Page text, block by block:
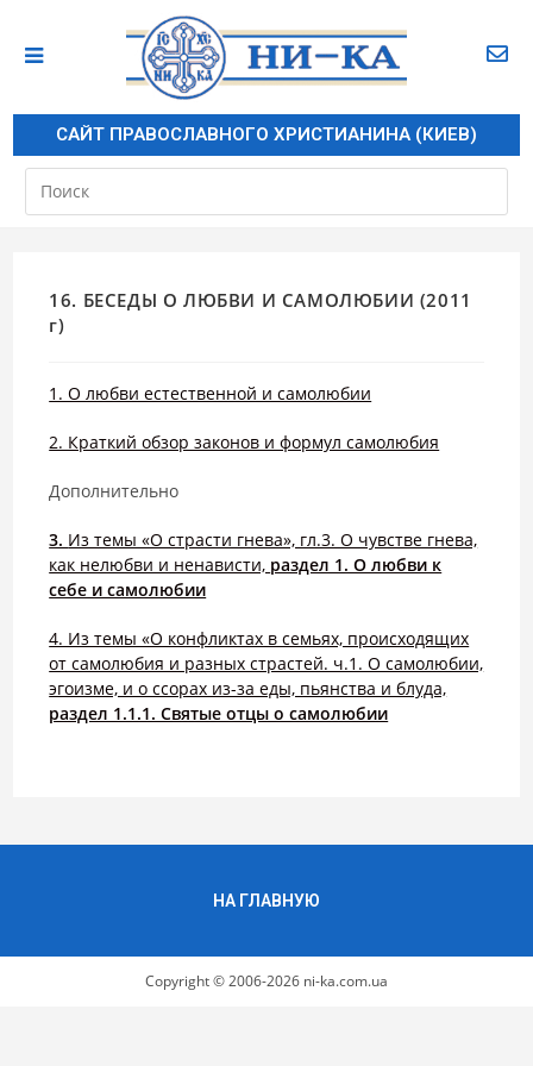
САЙТ ПРАВОСЛАВНОГО ХРИСТИАНИНА (КИЕВ)
16. БЕСЕДЫ О ЛЮБВИ И САМОЛЮБИИ (2011
г)
1. О любви естественной и самолюбии
2. Краткий обзор законов и формул самолюбия
Дополнительно
3. Из темы «О страсти гнева», гл.3. О чувстве гнева,
как нелюбви и ненависти, раздел 1. О любви к
себе и самолюбии
4. Из темы «О конфликтах в семьях, происходящих
от самолюбия и разных страстей. ч.1. О самолюбии,
эгоизме, и о ссорах из-за еды, пьянства и блуда,
раздел 1.1.1. Святые отцы о самолюбии
НА ГЛАВНУЮ
Copyright © 2006-2026 ni-ka.com.ua